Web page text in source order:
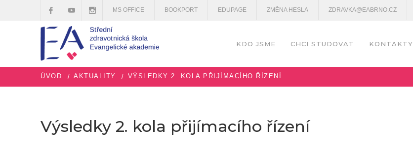
MS OFFICE BOOKPORT EDUPAGE ZMĚNA HESLA ZDRAVKA@EABRNO.CZ
KDO JSME CHCI STUDOVAT KONTAKTY
ÚVOD AKTUALITY VÝSLEDKY 2. KOLA PŘIJÍMACÍHO ŘÍZENÍ
Výsledky 2. kola přijímacího řízení